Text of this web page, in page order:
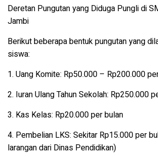
Deretan Pungutan yang Diduga Pungli di
Jambi
Berikut beberapa bentuk pungutan yang
siswa:
1. Uang Komite: Rp50.000 – Rp200.000
2. Iuran Ulang Tahun Sekolah: Rp250.000
3. Kas Kelas: Rp20.000 per bulan
4. Pembelian LKS: Sekitar Rp15.000 per
larangan dari Dinas Pendidikan)